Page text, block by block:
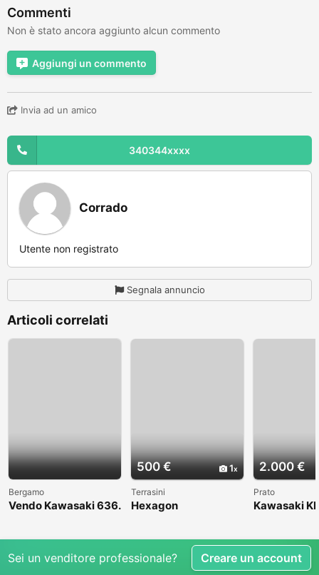
Commenti
Non è stato ancora aggiunto alcun commento
Aggiungi un commento
Invia ad un amico
340344xxxx
Corrado
Utente non registrato
Segnala annuncio
Articoli correlati
Bergamo
Vendo Kawasaki 636.
500 € 1
Terrasini
Hexagon
2.000 €
Prato
Kawasaki
Sei un venditore professionale? Creare un account